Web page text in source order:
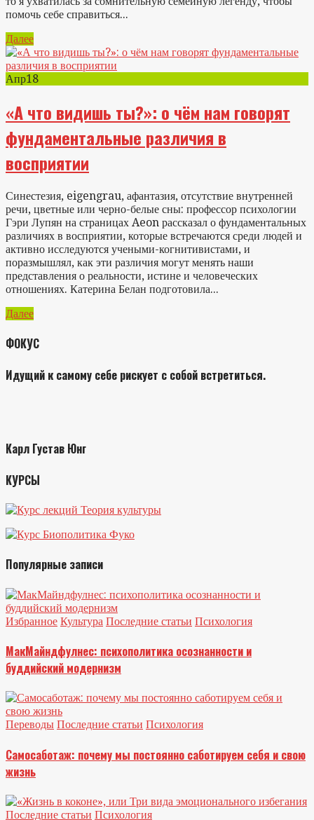
помочь себе справиться...
Далее
Апр18
«А что видишь ты?»: о чём нам говорят
фундаментальные различия в
восприятии
Синестезия, eigengrau, афантазия, отсутствие внутренней
речи, цветные или черно-белые сны: профессор психологии
Гэри Лупян на страницах Aeon рассказал о фундаментальных
различиях в восприятии, которые встречаются среди людей и
активно исследуются учеными-когнитивистами, и
поразмышлял, как эти различия могут менять наши
представления о реальности, истине и человеческих
отношениях. Катерина Белан подготовила...
Далее
ФОКУС
Идущий к самому себе рискует с собой встретиться.
Карл Густав Юнг
КУРСЫ
Популярные записи
Избранное Культура Последние статьи Психология
МакМайндфулнес: психополитика осознанности и
буддийский модернизм
Переводы Последние статьи Психология
Самосаботаж: почему мы постоянно саботируем себя и свою
жизнь
Последние статьи Психология